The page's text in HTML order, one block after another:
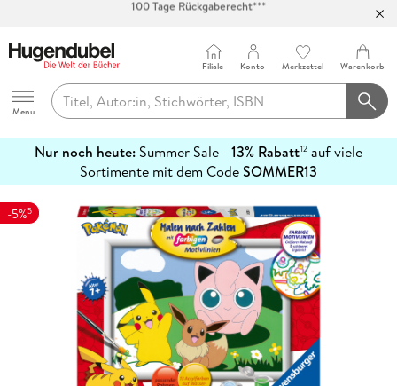
Abholung in über 100 Filialen
Hugendubel
Menu
Filiale Konto Merkzettel Warenkorb
Nur noch heute: Summer Sale - 13% Rabatt12 auf viele
Sortimente mit dem CodeSOMMER13
erfahren
-5%5